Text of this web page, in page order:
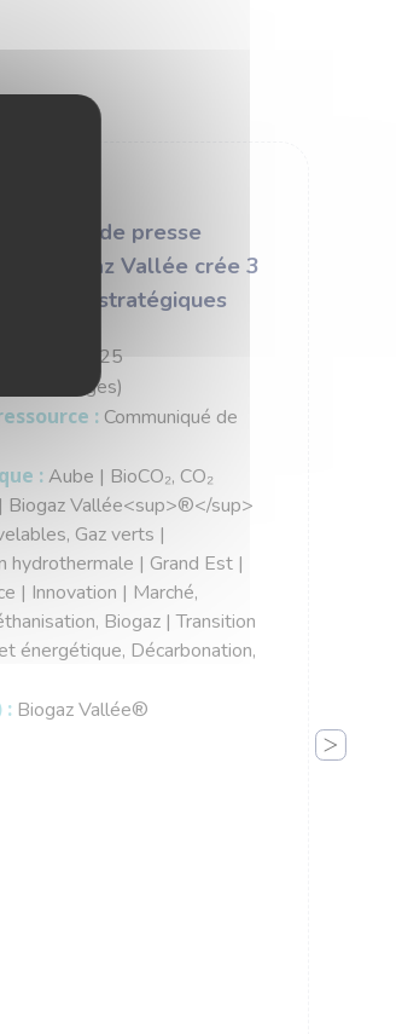
de presse
– Biogaz Vallée crée 3
d'activité stratégiques
2025
PDF (2 pages)
: Communiqué de
:Aube | BioCO₂, CO₂
Biogaz Vallée<sup>®</sup>
Gaz verts |
hydrothermale | Grand Est |
| Innovation | Marché,
Biogaz | Transition
énergétique, Décarbonation,
: Biogaz Vallée®